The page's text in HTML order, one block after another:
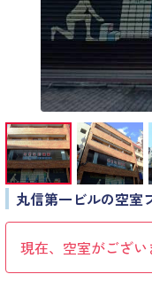
丸信第一ビルの空室
現在、空室がござい